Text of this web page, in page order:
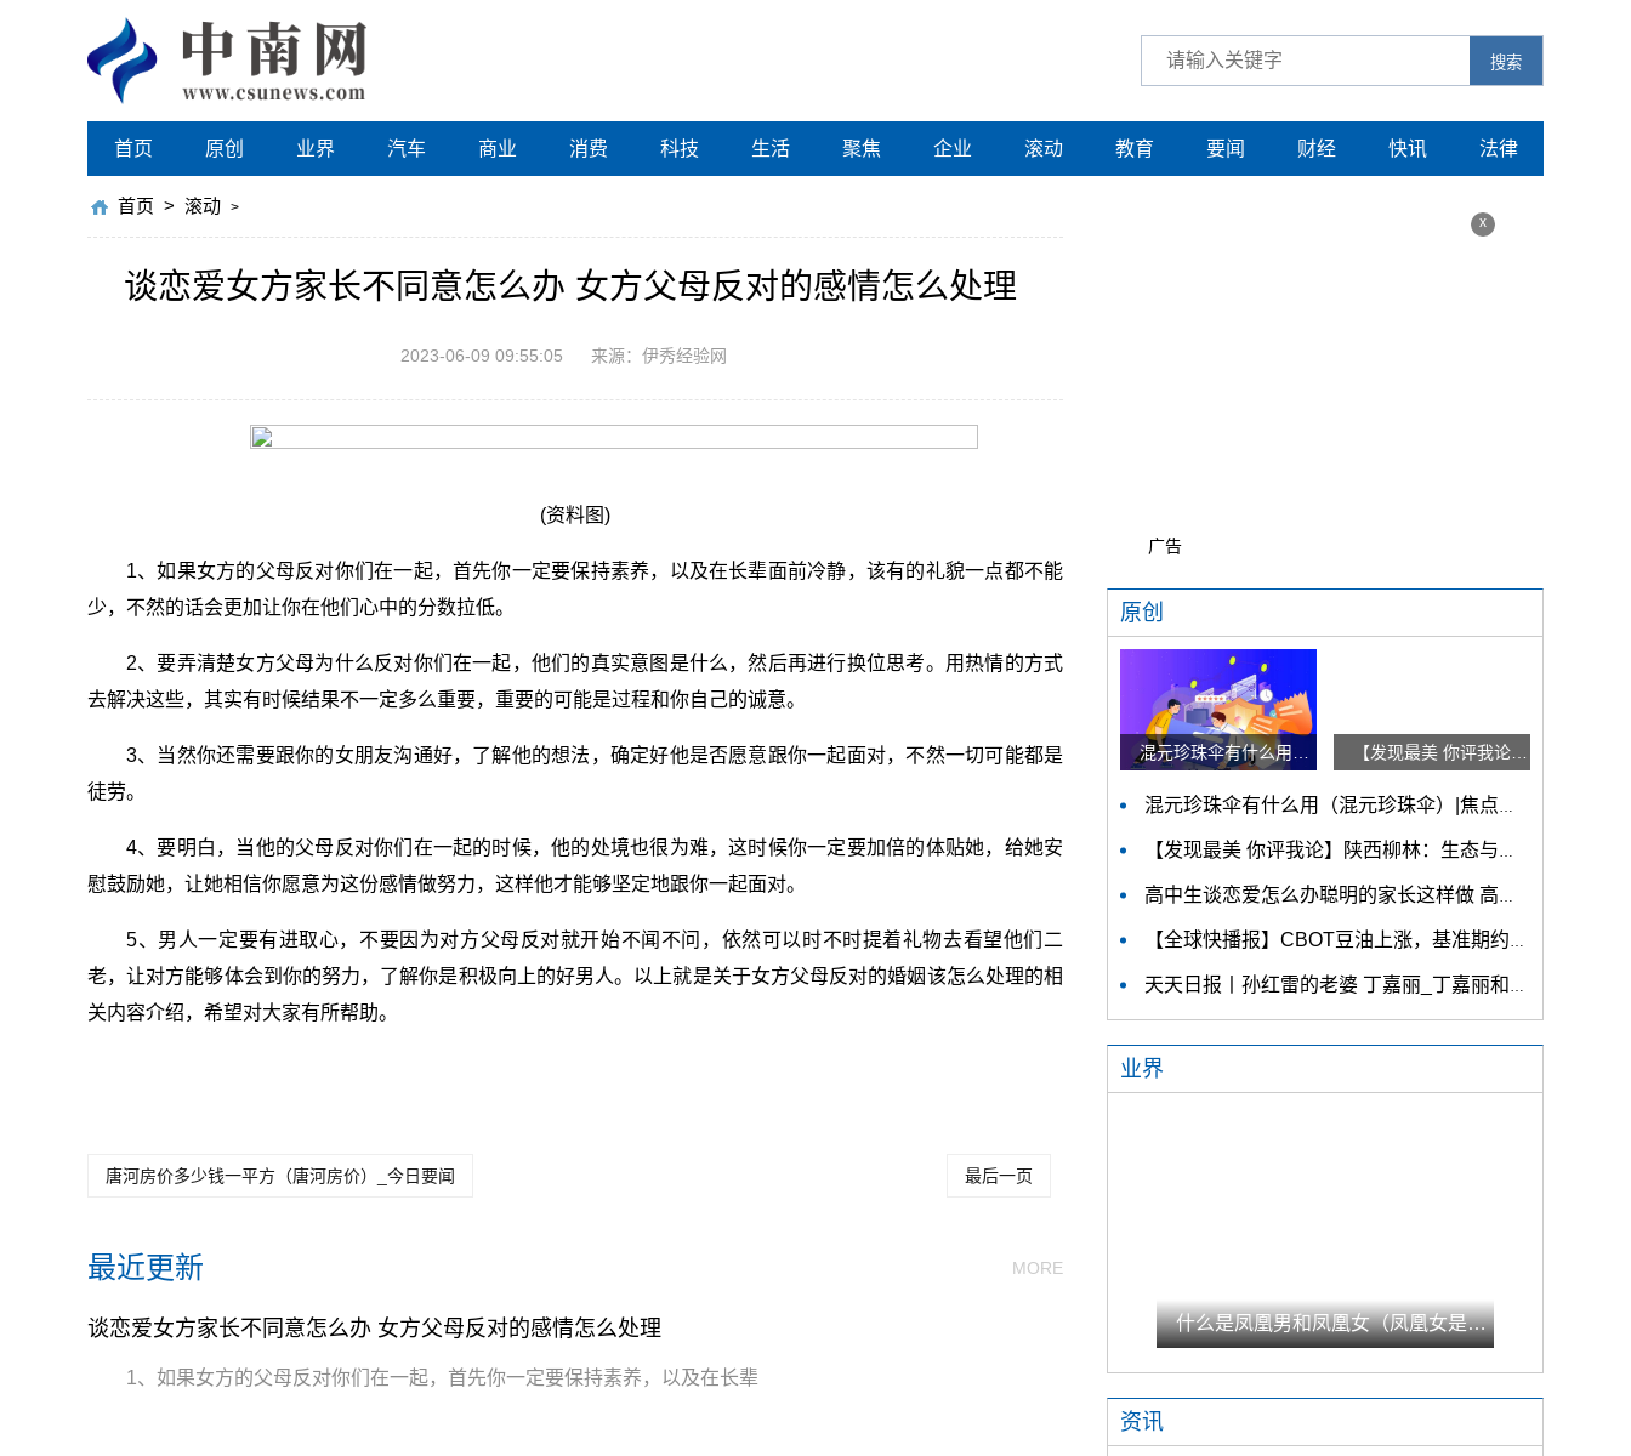
搜索
首页 原创 业界 汽车 商业 消费 科技 生活 聚焦 企业 滚动 教育 要闻 财经 快讯 法律
首页 > 滚动 >
谈恋爱女方家长不同意怎么办 女方父母反对的感情怎么处理
2023-06-09 09:55:05 来源：伊秀经验网
(资料图)
1、如果女方的父母反对你们在一起，首先你一定要保持素养，以及在长辈面前冷静，该有的礼貌一点都不能
少，不然的话会更加让你在他们心中的分数拉低。
2、要弄清楚女方父母为什么反对你们在一起，他们的真实意图是什么，然后再进行换位思考。用热情的方式
去解决这些，其实有时候结果不一定多么重要，重要的可能是过程和你自己的诚意。
3、当然你还需要跟你的女朋友沟通好，了解他的想法，确定好他是否愿意跟你一起面对，不然一切可能都是
徒劳。
4、要明白，当他的父母反对你们在一起的时候，他的处境也很为难，这时候你一定要加倍的体贴她，给她安
慰鼓励她，让她相信你愿意为这份感情做努力，这样他才能够坚定地跟你一起面对。
5、男人一定要有进取心，不要因为对方父母反对就开始不闻不问，依然可以时不时提着礼物去看望他们二
老，让对方能够体会到你的努力，了解你是积极向上的好男人。以上就是关于女方父母反对的婚姻该怎么处理的相
关内容介绍，希望对大家有所帮助。
唐河房价多少钱一平方（唐河房价）_今日要闻 最后一页
最近更新 MORE
谈恋爱女方家长不同意怎么办 女方父母反对的感情怎么处理
1、如果女方的父母反对你们在一起，首先你一定要保持素养，以及在长辈
x
广告
原创
【发现最美 你评我论】陕西柳林：生态与产业融合发展 小小香菇“飘香”乡村振兴路 快看点
混元珍珠伞有什么用（混元珍珠伞）|焦点速讯
【发现最美 你评我论】陕西柳林：生态与产业融合发展 小小香菇“飘香”乡村振兴路 快看点
高中生谈恋爱怎么办聪明的家长这样做 高中生谈恋爱怎么教育 天天热文
【全球快播报】CBOT豆油上涨，基准期约收高逾4%金十期货6月9日讯，据外媒报道，CBOT豆油期货收盘大幅上涨，其中基准期约收高4.02%，这可能与政府计划取消
天天日报丨孙红雷的老婆 丁嘉丽_丁嘉丽和孙红雷有女儿吗
业界
什么是凤凰男和凤凰女（凤凰女是什么意思）|今日快看
资讯